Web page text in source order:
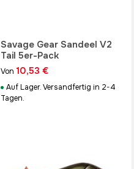
Savage Gear Sandeel V2
Tail 5er-Pack
Von 10,53 €
Auf Lager. Versandfertig in 2-4
Tagen.